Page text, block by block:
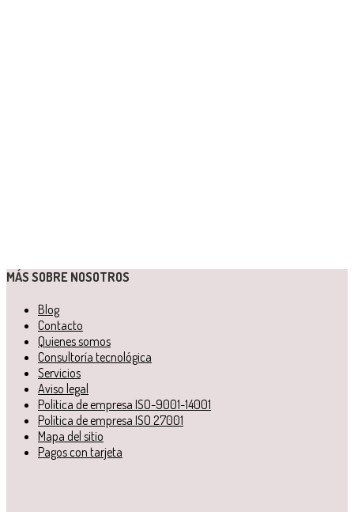
MÁS SOBRE NOSOTROS
Blog
Contacto
Quienes somos
Consultoría tecnológica
Servicios
Aviso legal
Política de empresa ISO-9001-14001
Política de empresa ISO 27001
Mapa del sitio
Pagos con tarjeta